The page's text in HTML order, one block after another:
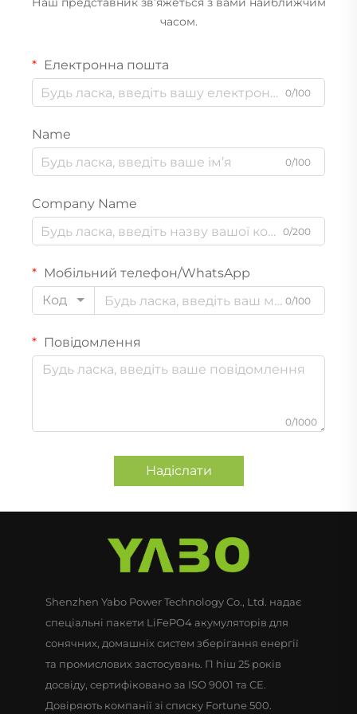
автономних систем
часом.
Електронна пошта
0/100
Name
0/100
Company Name
0/200
Мобільний телефон/WhatsApp
Код
0/100
Повідомлення
0/1000
Надіслати
Shenzhen Yabo Power Technology Co., Ltd. надає
спеціальні пакети LiFePO4 акумуляторів для
сонячних, домашніх систем зберігання енергії
та промислових застосувань. П hiш 25 років
досвіду, сертифіковано за ISO 9001 та CE.
Довіряють компанії зі списку Fortune 500.